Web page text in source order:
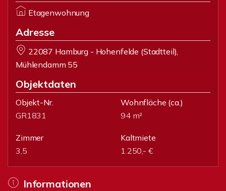
Etagenwohnung
Adresse
22087 Hamburg - Hohenfelde (Stadtteil),
Mühlendamm 55
Objektdaten
Objekt-Nr.
GR1831
Wohnfläche (ca.)
94 m²
Zimmer
3,5
Kaltmiete
1.250,- €
Informationen